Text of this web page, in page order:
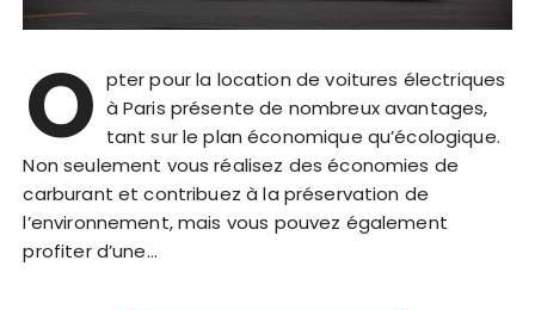
O pter pour la location de voitures électriques
à Paris présente de nombreux avantages,
tant sur le plan économique qu’écologique.
Non seulement vous réalisez des économies de
carburant et contribuez à la préservation de
l’environnement, mais vous pouvez également
profiter d’une…